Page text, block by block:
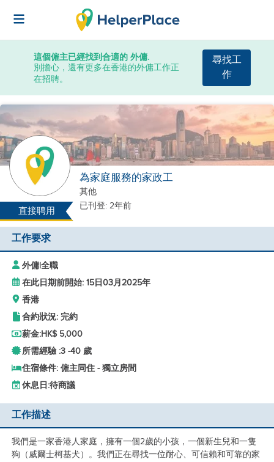
這個僱主已經找到合適的 外傭.
別擔心，還有更多在香港的外傭工作正
在招聘。
尋找工
作
直接聘用
為家庭服務的家政工
其他
已刊登: 2年前
工作要求
外傭|全職
在此日期前開始: 15日03月2025年
香港
合約狀況: 完約
薪金:HK$ 5,000
所需經驗 :3 -40 歲
住宿條件: 僱主同住 - 獨立房間
休息日:待商議
工作描述
我們是一家香港人家庭，擁有一個2歲的小孩，一個新生兒和一隻
狗（威爾士柯基犬）。我們正在尋找一位耐心、可信賴和可靠的家